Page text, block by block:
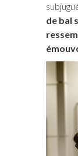
de bal